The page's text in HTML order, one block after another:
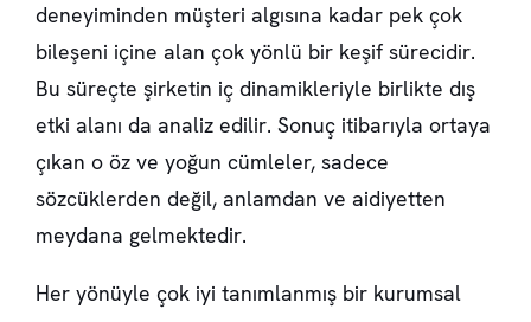
deneyiminden müşteri algısına kadar pek çok
bileşeni içine alan çok yönlü bir keşif sürecidir.
Bu süreçte şirketin iç dinamikleriyle birlikte dış
etki alanı da analiz edilir. Sonuç itibarıyla ortaya
çıkan o öz ve yoğun cümleler, sadece
sözcüklerden değil, anlamdan ve aidiyetten
meydana gelmektedir.
Her yönüyle çok iyi tanımlanmış bir kurumsal